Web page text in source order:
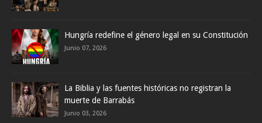
Hungría redefine el género legal en su Constitución
Junio 07, 2026
La Biblia y las fuentes históricas no registran la
muerte de Barrabás
Junio 03, 2026